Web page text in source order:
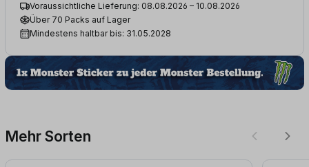
Voraussichtliche Lieferung: 08.08.2026 – 10.08.2026
Über 70 Packs auf Lager
Mindestens haltbar bis: 31.05.2028
Mehr Sorten